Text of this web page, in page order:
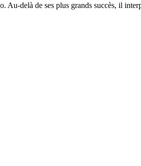
Au-delà de ses plus grands succès, il